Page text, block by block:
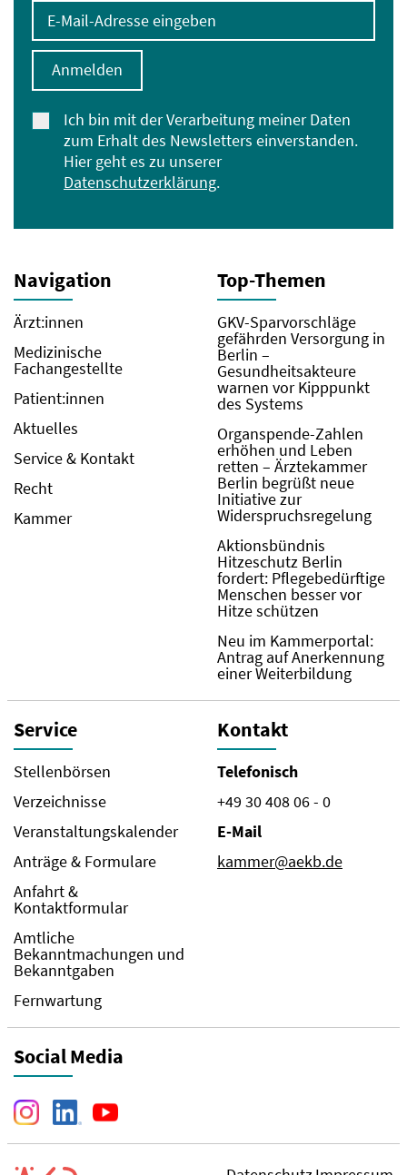
E-Mail-Adresse eingeben
Ich bin mit der Verarbeitung meiner Daten
zum Erhalt des Newsletters einverstanden.
Hier geht es zu unserer
Datenschutzerklärung.
Anmelden
Navigation
Ärzt:innen
Medizinische
Fachangestellte
Patient:innen
Aktuelles
Service & Kontakt
Recht
Kammer
Top-Themen
GKV-Sparvorschläge
gefährden Versorgung in
Berlin –
Gesundheitsakteure
warnen vor Kipppunkt
des Systems
Organspende-Zahlen
erhöhen und Leben
retten – Ärztekammer
Berlin begrüßt neue
Initiative zur
Widerspruchsregelung
Aktionsbündnis
Hitzeschutz Berlin
fordert: Pflegebedürftige
Menschen besser vor
Hitze schützen
Neu im Kammerportal:
Antrag auf Anerkennung
einer Weiterbildung
Service
Stellenbörsen
Verzeichnisse
Veranstaltungskalender
Anträge & Formulare
Anfahrt &
Kontaktformular
Amtliche
Bekanntmachungen und
Bekanntgaben
Fernwartung
Kontakt
Telefonisch
+49 30 408 06 - 0
E-Mail
kammer@aekb.de
Social Media